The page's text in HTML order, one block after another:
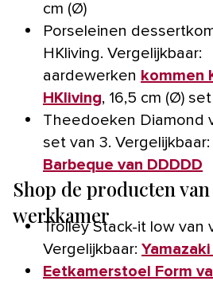
cm (Ø)
Porseleinen
HKliving. Vergelijkbaar:
aardewerken kommen
HKliving, 16,5 cm (Ø)
Theedoeken Diamond
set van 3. Vergelijkbaar:
Barbeque van DDDDD
Shop de producten
werkkamer
Trolley Stack-it low van
Vergelijkbaar:
Eetkamerstoel Form